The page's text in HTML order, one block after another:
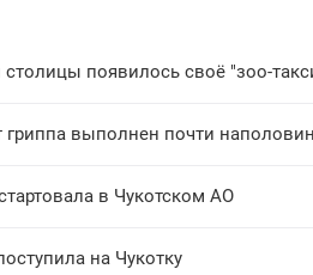
появилось своё "зоо-
выполнен почти
в Чукотском АО
на Чукотку